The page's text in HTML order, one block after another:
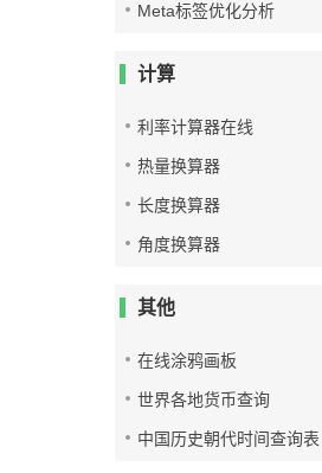
Meta标签优化分析
计算
利率计算器在线
热量换算器
长度换算器
角度换算器
其他
在线涂鸦画板
世界各地货币查询
中国历史朝代时间查询表